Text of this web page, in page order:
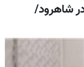
شاهرود/